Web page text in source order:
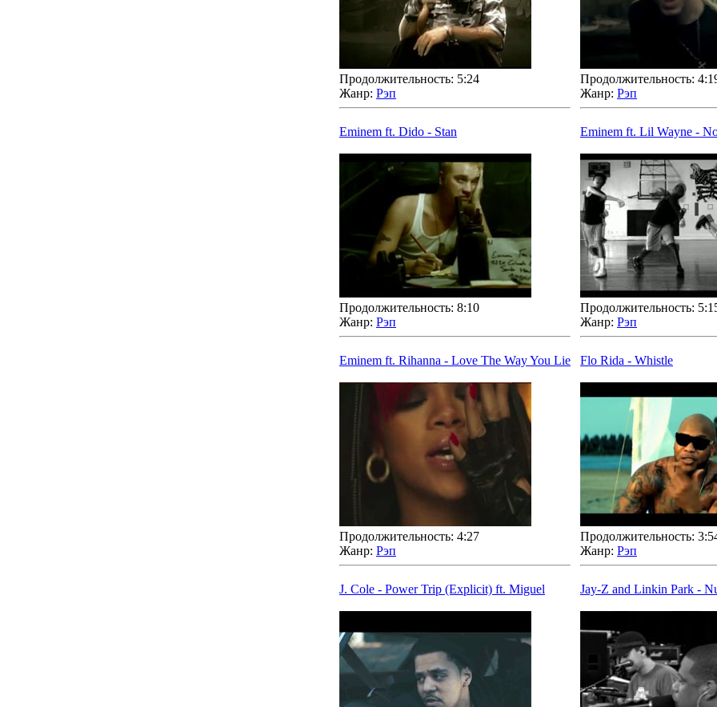
Продолжительность: 5:24
Жанр: Рэп
Продолжительность:
Жанр: Рэп
Eminem ft. Dido - Stan
Продолжительность: 8:10
Жанр: Рэп
Eminem ft. Lil Wayne -
Продолжительность:
Жанр: Рэп
Eminem ft. Rihanna - Love The Way You Lie
Продолжительность: 4:27
Жанр: Рэп
Flo Rida - Whistle
Продолжительность:
Жанр: Рэп
J. Cole - Power Trip (Explicit) ft. Miguel Jay-Z and Linkin Park -